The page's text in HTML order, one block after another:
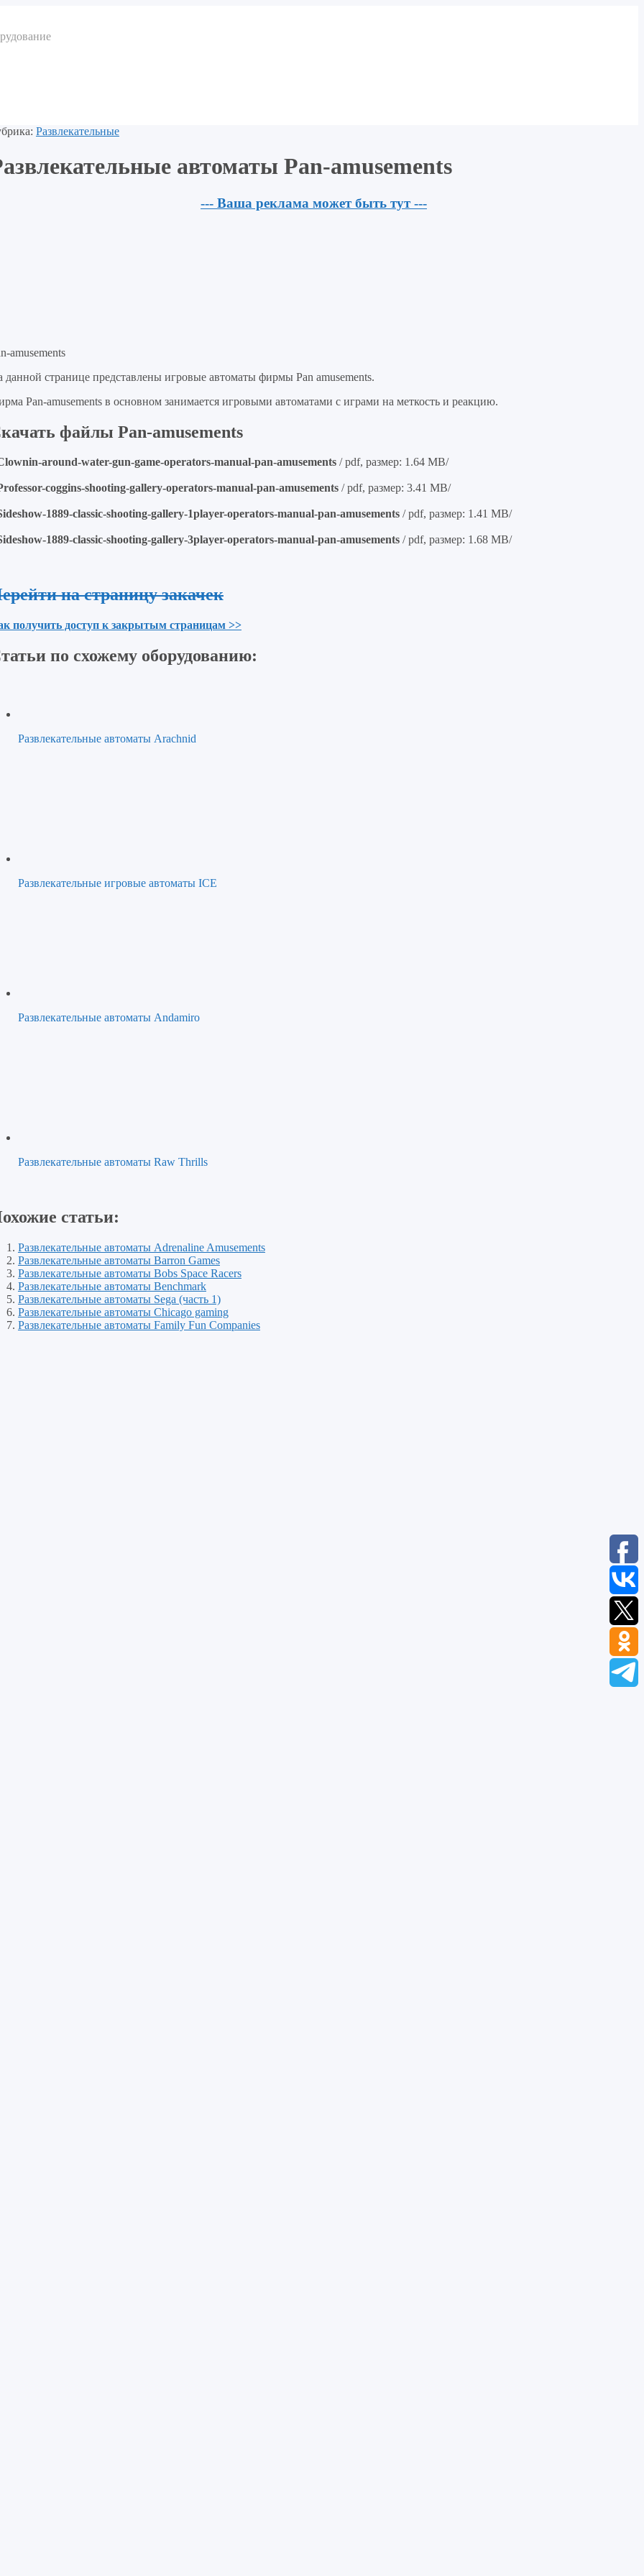
Развлекательные
автоматы Pan-amusements
--- Ваша реклама может быть тут ---
amusements
данной странице представлены игровые автоматы фирмы Pan amusements.
Pan-amusements в основном занимается игровыми автоматами с играми на меткость и реакцию.
файлы Pan-amusements
around-water-gun-game-operators-manual-pan-amusements/ pdf, размер: 1.64 MB/
coggins-shooting-gallery-operators-manual-pan-amusements/ pdf, размер: 3.41 MB/
1889-classic-shooting-gallery-1player-operators-manual-pan-amusements/ pdf, размер: 1.41 MB/
1889-classic-shooting-gallery-3player-operators-manual-pan-amusements/ pdf, размер: 1.68 MB/
на страницу закачек
получить доступ к закрытым страницам >>
по схожему оборудованию:
Развлекательные автоматы Arachnid
Развлекательные игровые автоматы ICE
Развлекательные автоматы Andamiro
Развлекательные автоматы Raw Thrills
статьи:
Развлекательные автоматы Adrenaline Amusements
Развлекательные автоматы Barron Games
Развлекательные автоматы Bobs Space Racers
Развлекательные автоматы Benchmark
Развлекательные автоматы Sega (часть 1)
Развлекательные автоматы Chicago gaming
Развлекательные автоматы Family Fun Companies